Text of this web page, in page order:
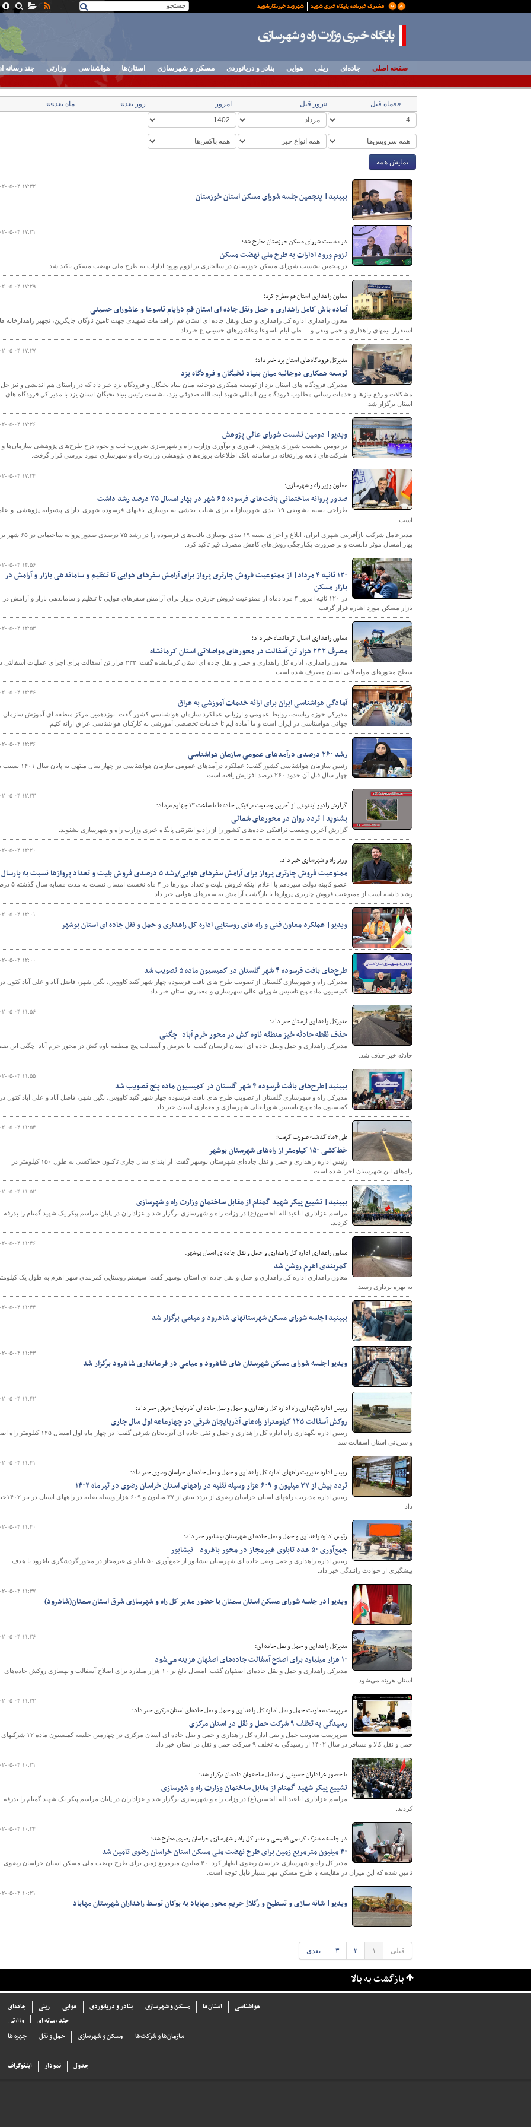
پایگاه خبری وزارت راه و
شهرسازی
صفحه اصلی جاده‌ای ریلی هوایی بنادر و دریانوردی مسکن و شهرسازی استان‌ها هواشناسی وزارتی چند رسانه
««ماه قبل «روز قبل امروز روز بعد» ماه بعد»»
نمایش همه
۱۴۰۲-۰۵-۰۴
ببینید| پنجمین جلسه شورای مسکن استان خوزستان
۱۴۰۲-۰۵-۰۴
در نشست شورای مسکن خوزستان مطرح شد؛
لزوم ورود ادارات به طرح ملی نهضت مسکن
در پنجمین نشست شورای مسکن خوزستان در سالجاری بر لزوم ورود ادارات به طرح ملی نهضت مسکن تاکید شد.
۱۴۰۲-۰۵-۰۴
معاون راهداری استان قم مطرح کرد؛
آماده باش کامل راهداری و حمل ونقل جاده ای استان قم درایام تاسوعا و عاشورای حسینی
معاون راهداری اداره کل راهداری و حمل ونقل جاده ای استان قم از اقدامات تمهیدی جهت تامین ناوگان جایگزین، تجهیز راهدارخانه
استقرار تیمهای راهداری و حمل ونقل و ... طی ایام تاسوعا وعاشورهای حسینی ع خبرداد
۱۴۰۲-۰۵-۰۴
مدیرکل فرودگاه‌های استان یزد خبر داد؛
توسعه همکاری دوجانبه میان بنیاد نخبگان و فرودگاه یزد
مدیرکل فرودگاه های استان یزد از توسعه همکاری دوجانبه میان بنیاد نخبگان و فرودگاه یزد خبر داد که در راستای هم اندیشی و نیز حل
مشکلات و رفع نیازها و خدمات رسانی مطلوب فرودگاه بین المللی شهید آیت الله صدوقی یزد، نشست رئیس بنیاد نخبگان استان یزد با مدیر کل فرودگاه های
استان برگزار شد.
۱۴۰۲-۰۵-۰۴
ویدیو| دومین نشست شورای عالی پژوهش
در دومین نشست شورای پژوهش، فناوری و نوآوری وزارت راه و شهرسازی ضرورت ثبت و نحوه درج طرح‌های پژوهشی سازمان‌ها و
شرکت‌های تابعه وزارتخانه در سامانه بانک اطلاعات پروژه‌های پژوهشی وزارت راه و شهرسازی مورد بررسی قرار گرفت.
۱۴۰۲-۰۵-۰۴
معاون وزیر راه و شهرسازی:
صدور پروانه ساختمانی بافت‌های فرسوده ۶۵ شهر در بهار امسال ۷۵ درصد رشد داشت
طراحی بسته تشویقی ۱۹ بندی شهرسازانه برای شتاب بخشی به نوسازی بافتهای فرسوده شهری دارای پشتوانه پژوهشی و
است
مدیرعامل شرکت بازآفرینی شهری ایران، ابلاغ و اجرای بسته ۱۹ بندی نوسازی بافت‌های فرسوده را در رشد ۷۵
بهار امسال موثر دانست و بر ضرورت یکپارچگی روش‌های کاهش مصرف قیر تاکید کرد.
۱۴۰۲-۰۵-۰۴
۱۲۰ ثانیه ۴ مرداد| از ممنوعیت فروش چارتری پرواز برای آرامش سفرهای هوایی تا تنظیم و ساماندهی بازار و آرامش در
بازار مسکن
در ۱۲۰ ثانیه امروز ۴ مردادماه از ممنوعیت فروش چارتری پرواز برای آرامش سفرهای هوایی تا تنظیم و ساماندهی بازار و آرامش در
بازار مسکن مورد اشاره قرار گرفت.
۱۴۰۲-۰۵-۰۴
️معاون راهداری استان کرمانشاه خبر داد؛
️مصرف ۲۳۲ هزار تن آسفالت در محورهای مواصلاتی استان کرمانشاه
معاون راهداری، اداره کل راهداری و حمل و نقل جاده ای استان کرمانشاه گفت: ۲۳۲ هزار تن آسفالت برای اجرای عملیات آسفالتی
سطح محورهای مواصلاتی استان مصرف شده است.
۱۴۰۲-۰۵-۰۴
آمادگی هواشناسی ایران برای ارائه خدمات آموزشی به عراق
مدیرکل حوزه ریاست، روابط عمومی و ارزیابی عملکرد سازمان هواشناسی کشور گفت: نوزدهمین مرکز منطقه ای آموزش سازمان
جهانی هواشناسی در ایران است و ما آماده ایم تا خدمات تخصصی آموزشی به کارکنان هواشناسی عراق ارائه کنیم.
۱۴۰۲-۰۵-۰۴
رشد ۲۶۰ درصدی درآمدهای عمومی سازمان هواشناسی
رئیس سازمان هواشناسی کشور گفت: عملکرد درآمدهای عمومی سازمان هواشناسی در چهار سال
چهار سال قبل آن حدود ۲۶۰ درصد افزایش یافته است.
۱۴۰۲-۰۵-۰۴
گزارش رادیو اینترنتی از آخرین وضعیت ترافیکی جاده‌ها تا ساعت ۱۳ چهارم مرداد؛
بشنوید| تردد روان در محورهای شمالی
گزارش آخرین وضعیت ترافیکی جاده‌های کشور را از رادیو اینترنتی پایگاه خبری وزارت راه و شهرسازی بشنوید.
۱۴۰۲-۰۵-۰۴
وزیر راه و شهرسازی خبر داد:
ممنوعیت فروش چارتری پرواز برای آرامش سفرهای هوایی/رشد ۵ درصدی فروش بلیت و تعداد پروازها نسبت به پارسال
عضو کابینه دولت سیزدهم با اعلام اینکه فروش بلیت و تعداد پروازها در ۴ ماه
رشد داشته است از ممنوعیت فروش چارتری پروازها تا بازگشت آرامش به سفرهای هوایی خبر داد.
۱۴۰۲-۰۵-۰۴
ویدیو| عملکرد معاون فنی و راه های روستایی اداره کل راهداری و حمل و نقل جاده ای استان بوشهر
۱۴۰۲-۰۵-۰۴
طرح‌های بافت فرسوده ۴ شهر گلستان در کمیسیون ماده ۵ تصویب شد
مدیرکل راه و شهرسازی گلستان از تصویب طرح های بافت فرسوده چهار شهر گنبد کاووس، نگین شهر، فاضل آباد و علی آباد کتول در
کمیسیون ماده پنج تاسیس شورای عالی شهرسازی و معماری استان خبر داد.
۱۴۰۲-۰۵-۰۴
مدیرکل راهداری لرستان خبر داد؛
حذف نقطه حادثه خیز منطقه ناوه کش در محور خرم آباد_چگنی
مدیرکل راهداری و حمل ونقل جاده ای استان لرستان گفت: با تعریض و آسفالت پیچ منطقه ناوه کش در محور خرم آباد_چگنی این
حادثه خیز حذف شد.
۱۴۰۲-۰۵-۰۴
ببینید|طرح‌های بافت فرسوده ۴ شهر گلستان در کمیسیون ماده پنج تصویب شد
مدیرکل راه و شهرسازی گلستان از تصویب طرح های بافت فرسوده چهار شهر گنبد کاووس، نگین شهر، فاضل آباد و علی آباد کتول در
کمیسیون ماده پنج تاسیس شورایعالی شهرسازی و معماری استان خبر داد.
۱۴۰۲-۰۵-۰۴
طی ۴ماه گذشته صورت گرفت؛
خط‌کشی ۱۵۰ کیلومتر از راه‌های شهرستان بوشهر
رئیس اداره راهداری و حمل و نقل جاده‌ای شهرستان بوشهر گفت: از ابتدای سال جاری تاکنون خط‌کشی به طول ۱۵۰ کیلومتر در
راه‌های این شهرستان اجرا شده است.
۱۴۰۲-۰۵-۰۴
ببینید| تشییع پیکر شهید گمنام از مقابل ساختمان وزارت راه و شهرسازی
مراسم عزاداری اباعبدالله الحسین(ع) در وزات راه و شهرسازی برگزار شد و عزاداران در پایان مراسم پیکر یک شهید گمنام را بدرقه
کردند.
۱۴۰۲-۰۵-۰۴
معاون راهداری اداره کل راهداری و حمل و نقل جاده‌ای استان بوشهر:
کمربندی اهرم روشن شد
معاون راهداری اداره کل راهداری و حمل و نقل جاده ای استان بوشهر گفت: سیستم روشنایی کمربندی شهر اهرم به طول یک کیلومتر
به بهره برداری رسید.
۱۴۰۲-۰۵-۰۴
ببینید|جلسه شورای مسکن شهرستانهای شاهرود و میامی برگزار شد
۱۴۰۲-۰۵-۰۴
ویدیو|جلسه شورای مسکن شهرستان های شاهرود و میامی در فرمانداری شاهرود برگزار شد
۱۴۰۲-۰۵-۰۴
رییس اداره نگهداری راه اداره کل راهداری و حمل و نقل جاده ای آذربایجان شرقی خبر داد؛
روکش آسفالت ۱۲۵ کیلومتراز راه‌های آذربایجان شرقی در چهارماهه اول سال جاری
رییس اداره نگهداری راه اداره کل راهداری و حمل و نقل جاده ای آذربایجان شرقی گفت: در چهار ماه اول
و شریانی استان آسفالت شد.
۱۴۰۲-۰۵-۰۴
رییس اداره مدیریت راههای اداره کل راهداری و حمل و نقل جاده ای خراسان رضوی خبر داد؛
تردد بیش از ۳۷ میلیون و ۶۰۹ هزار وسیله نقلیه در راههای استان خراسان رضوی در تیرماه ۱۴۰۲
رییس اداره مدیریت راههای استان خراسان رضوی از تردد بیش از ۳۷ میلیون و ۶۰۹ هزار وسیله
داد.
۱۴۰۲-۰۵-۰۴
رئیس اداره راهداری و حمل و نقل جاده ای شهرستان نیشابور خبر داد؛
جمع‌آوری ۵۰ عدد تابلوی غیرمجاز در محور باغرود - نیشابور
رییس اداره راهداری و حمل ونقل جاده ای شهرستان نیشابور از جمع‌آوری ۵۰ تابلو ی غیرمجاز در محور گردشگری باغرود با هدف
پیشگیری از حوادث رانندگی خبر داد.
۱۴۰۲-۰۵-۰۴
ویدیو|در جلسه شورای مسکن استان سمنان با حضور مدیر کل راه و شهرسازی شرق استان سمنان(شاهرود)
۱۴۰۲-۰۵-۰۴
مدیرکل راهداری و حمل و نقل جاده ای:
۱۰ هزار میلیارد برای اصلاح آسفالت جاده‌های اصفهان هزینه می‌شود
مدیرکل راهداری و حمل و نقل جاده‌ای اصفهان گفت: امسال بالغ بر ۱۰ هزار میلیارد برای اصلاح آسفالت و بهسازی روکش جاده‌های
استان هزینه می‌شود.
۱۴۰۲-۰۵-۰۴
سرپرست معاونت حمل و نقل اداره کل راهداری و حمل و نقل جاده‌ای استان مرکزی خبر داد؛
رسیدگی به تخلف ۹ شرکت حمل و نقل در استان مرکزی
سرپرست معاونت حمل و نقل اداره کل راهداری و حمل و نقل جاده ای استان مرکزی در چهارمین جلسه کمیسیون ماده ۱۲ شرکتهای
حمل و نقل کالا و مسافر در سال ۱۴۰۲ از رسیدگی به تخلف ۹ شرکت حمل و نقل در استان خبر داد.
۱۴۰۲-۰۵-۰۴
با حضور عزاداران حسینی از مقابل ساختمان دادمان برگزار شد؛
تشییع پیکر شهید گمنام از مقابل ساختمان وزارت راه و شهرسازی
مراسم عزاداری اباعبدالله الحسین(ع) در وزات راه و شهرسازی برگزار شد و عزاداران در پایان مراسم پیکر یک شهید گمنام را بدرقه
کردند.
۱۴۰۲-۰۵-۰۴
در جلسه مشترک کریمی قدوسی و مدیر کل راه و شهرسازی خراسان رضوی مطرح شد؛
۴۰ میلیون مترمربع زمین برای طرح نهضت ملی مسکن استان خراسان رضوی تامین شد
مدیر کل راه و شهرسازی خراسان رضوی اظهار کرد: ۴۰ میلیون مترمربع زمین برای طرح نهضت ملی مسکن استان خراسان رضوی
تامین شده که این میزان در مقایسه با طرح مسکن مهر بسیار قابل توجه است.
۱۴۰۲-۰۵-۰۴
ویدیو| شانه سازی و تسطیح و رگلاژ حریم محور مهاباد به بوکان توسط راهداران شهرستان مهاباد
قبلی ۱ ۲ ۳ بعدی
بازگشت به بالا
جاده‌ای ریلی هوایی بنادر و دریانوردی مسکن و شهرسازی استان‌ها
هواشناسی
وزارتی
چند رسانه ای
چهره ها حمل و نقل مسکن و شهرسازی سازما‌ن‌ها و شركت‌ها
اینفوگراف نمودار جدول